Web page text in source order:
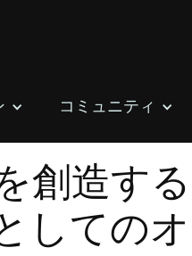
コミュニティ
創造す
しての